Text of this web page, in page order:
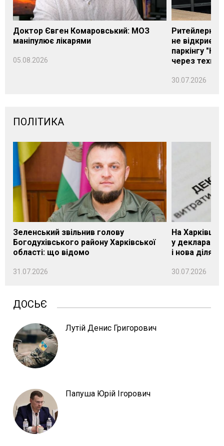
Доктор Євген Комаровський: МОЗ
маніпулює лікарями
05.08.2026
Ритейлерка
не
паркінгу
через
30.07.2026
ПОЛІТИКА
Зеленський звільнив голову
Богодухівського району Харківської
області: що відомо
31.07.2026
На
у декларації
і нова
30.07.2026
ДОСЬЄ
Лутій Денис Григорович
Папуша Юрій Ігорович